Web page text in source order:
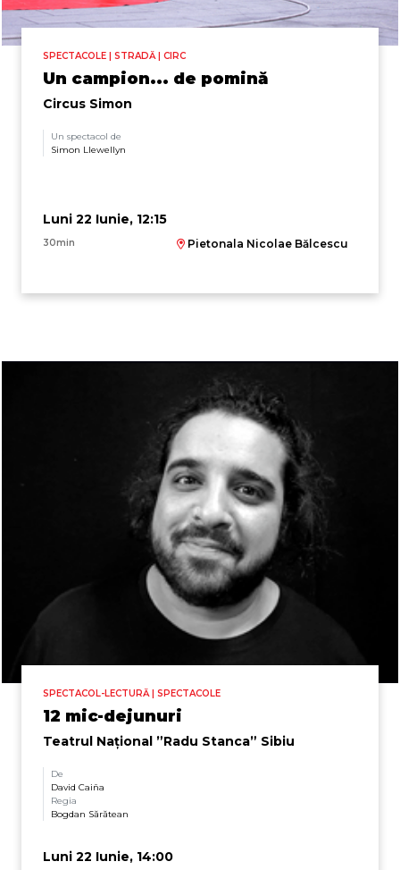
SPECTACOLE | STRADĂ | CIRC
Un campion... de pomină
Circus Simon
Un spectacol de
Simon Llewellyn
Luni 22 Iunie, 12:15
30min Pietonala Nicolae Bălcescu
SPECTACOL-LECTURĂ | SPECTACOLE
12 mic-dejunuri
Teatrul Național ”Radu Stanca” Sibiu
De
David Caiña
Regia
Bogdan Sărătean
Luni 22 Iunie, 14:00